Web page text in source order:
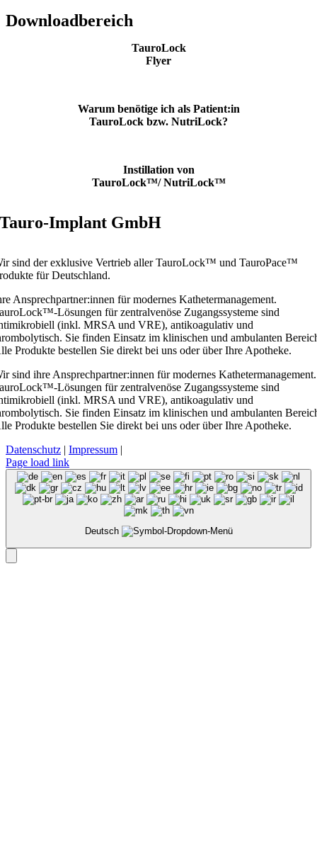
Downloadbereich
TauroLock
Flyer
Warum benötige ich als Patient:in
TauroLock bzw. NutriLock?
Instillation von
TauroLock™/ NutriLock™
Tauro-Implant GmbH
sind der exklusive Vertrieb aller TauroLock™ und TauroPace™
für Deutschland.
Ansprechpartner:innen für modernes Kathetermanagement.
Lösungen für zentralvenöse Zugangssysteme sind
(inkl. MRSA und VRE), antikoagulativ und
Sie finden Einsatz im klinischen und ambulanten
Produkte bestellen Sie direkt bei uns oder über Ihre Apotheke.
sind ihre Ansprechpartner:innen für modernes Kathetermanagement.
Lösungen für zentralvenöse Zugangssysteme sind
(inkl. MRSA und VRE), antikoagulativ und
Sie finden Einsatz im klinischen und ambulanten
Produkte bestellen Sie direkt bei uns oder über Ihre Apotheke.
Datenschutz | Impressum |
Page load link
Deutsch